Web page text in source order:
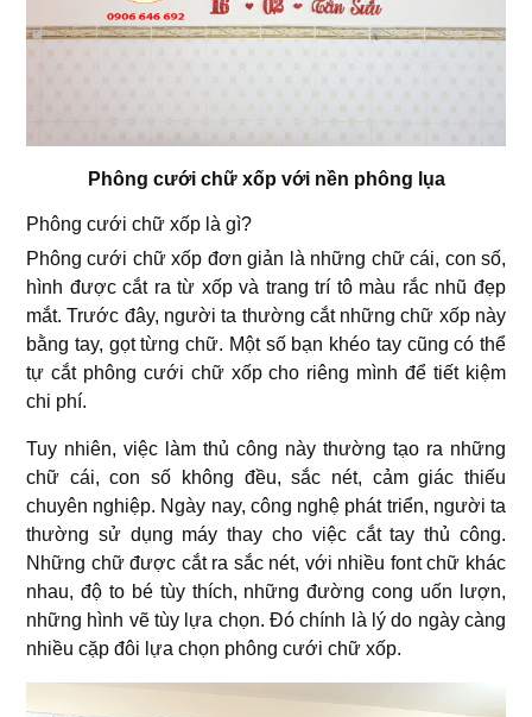
Phông cưới chữ xốp với nền phông lụa
Phông cưới chữ xốp là gì?
Phông cưới chữ xốp đơn giản là những chữ cái, con số,
hình được cắt ra từ xốp và trang trí tô màu rắc nhũ đẹp
mắt. Trước đây, người ta thường cắt những chữ xốp này
bằng tay, gọt từng chữ. Một số bạn khéo tay cũng có thể
tự cắt phông cưới chữ xốp cho riêng mình để tiết kiệm
chi phí.
Tuy nhiên, việc làm thủ công này thường tạo ra những
chữ cái, con số không đều, sắc nét, cảm giác thiếu
chuyên nghiệp. Ngày nay, công nghệ phát triển, người ta
thường sử dụng máy thay cho việc cắt tay thủ công.
Những chữ được cắt ra sắc nét, với nhiều font chữ khác
nhau, độ to bé tùy thích, những đường cong uốn lượn,
những hình vẽ tùy lựa chọn. Đó chính là lý do ngày càng
nhiều cặp đôi lựa chọn phông cưới chữ xốp.